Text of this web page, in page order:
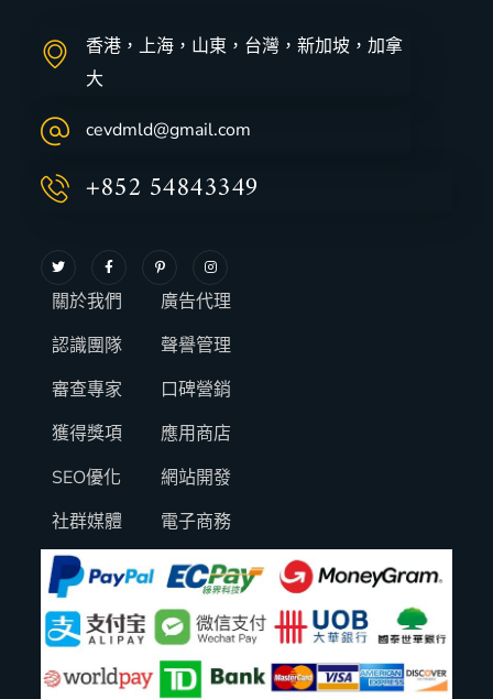
香港，上海，山東，台灣，新加坡，加拿
大
cevdmld@gmail.com
+852 54843349
關於我們
認識團隊
審查專家
獲得獎項
SEO優化
社群媒體
廣告代理
聲譽管理
口碑營銷
應用商店
網站開發
電子商務